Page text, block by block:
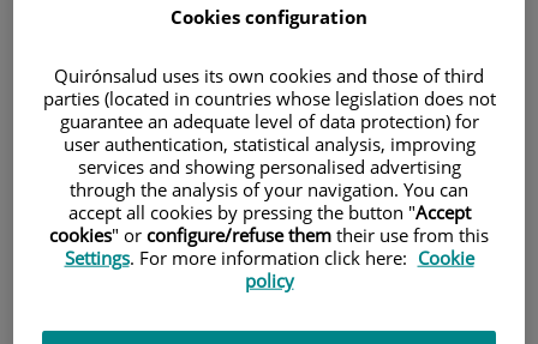
recordamos que cada año nacen en el
mundo cerca de 15 millones de bebés
prematuros, en España más o menos 1
de cada 10 partos son de forma
prematura.
Cookies configuration
Quirónsalud uses its own cookies and those of third
parties (located in countries whose legislation does not
guarantee an adequate level of data protection) for
user authentication, statistical analysis, improving
services and showing personalised advertising
through the analysis of your navigation. You can
accept all cookies by pressing the button "Accept
cookies" or configure/refuse them their use from this
Settings. For more information click here: Cookie
policy